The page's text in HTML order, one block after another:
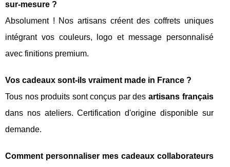
sur-mesure ?
Absolument ! Nos artisans créent des coffrets uniques
intégrant vos couleurs, logo et message personnalisé
avec finitions premium.
Vos cadeaux sont-ils vraiment made in France ?
Tous nos produits sont conçus par desartisans français
dans nos ateliers. Certification d'origine disponible sur
demande.
Comment personnaliser mes cadeaux collaborateurs